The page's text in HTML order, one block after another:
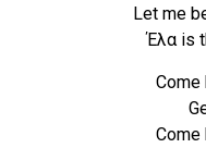
Let me
Έλα is
Come
Come